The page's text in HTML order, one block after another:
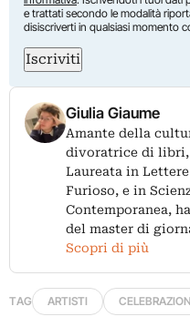
e trattati secondo le modalità
disiscriverti in qualsiasi momento
Iscriviti
Giulia Giaume
Amante della
divoratrice di libri,
Laureata in
Furioso, e in
Contemporanea,
del master di
Scopri di più
TAG ARTISTI